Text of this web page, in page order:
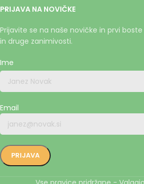
PRIJAVA NA NOVIČKE
Prijavite se na naše novičke in prvi
in druge zanimivosti.
Ime
Email